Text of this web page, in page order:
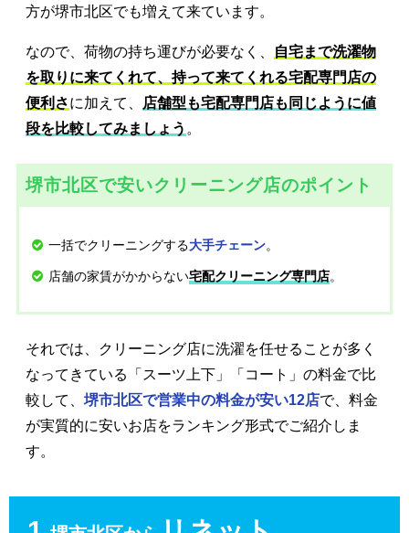
方が堺市北区でも増えて来ています。
なので、荷物の持ち運びが必要なく、
自宅まで洗濯物
を取りに来てくれて、持って来てくれる宅配専門店の
便利さに加えて、
店舗型も宅配専門店も同じように値
段を比較してみましょう 。
堺市北区で安いクリーニング店のポイント
一括でクリーニングする大手チェーン。
店舗の家賃がかからない宅配クリーニング専門店。
それでは、クリーニング店に洗濯を任せることが多く
なってきている「スーツ上下」「コート」の料金で比
較して、 堺市北区で営業中の料金が安い12店で、料金
が実質的に安いお店をランキング形式でご紹介しま
す。